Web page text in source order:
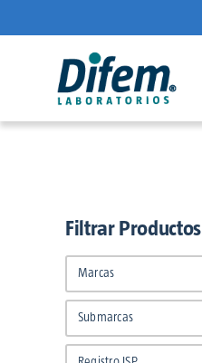
al
Filtrar Productos
Marcas
Submarcas
No aplica